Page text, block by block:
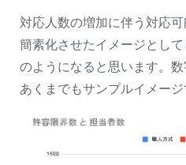
対応人数の増加に伴う対応
簡素化させたイメージとし
のようになると思います。
あくまでもサンプルイメージ